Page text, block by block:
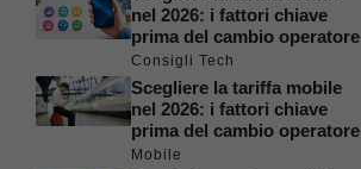
nel 2026: i fattori chiave
prima del cambio operatore
Consigli Tech
Scegliere la tariffa mobile
nel 2026: i fattori chiave
prima del cambio operatore
Mobile